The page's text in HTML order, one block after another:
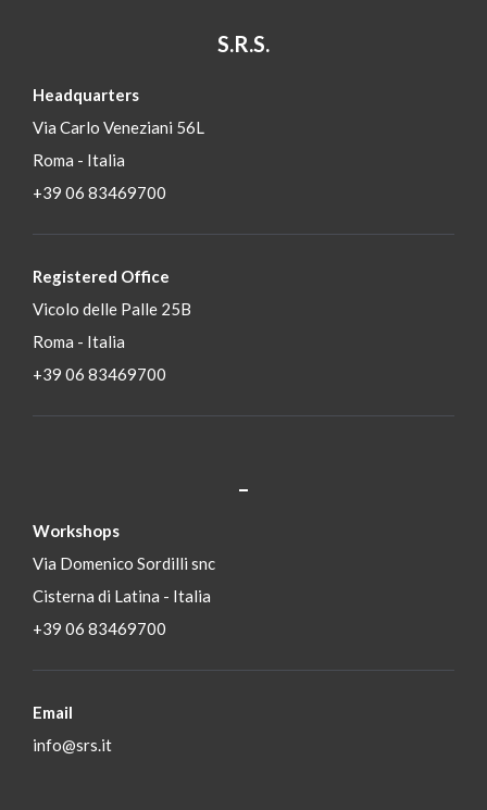
S.R.S.
Headquarters
Via Carlo Veneziani 56L
Roma - Italia
+39 06 83469700
Registered Office
Vicolo delle Palle 25B
Roma - Italia
+39 06 83469700
Workshops
Via Domenico Sordilli snc
Cisterna di Latina - Italia
+39 06 83469700
Email
info@srs.it